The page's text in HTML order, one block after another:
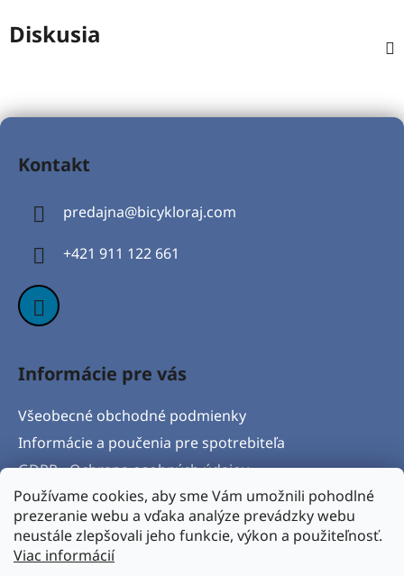
Používame cookies, aby sme Vám umožnili pohodlné
prezeranie webu a vďaka analýze prevádzky webu
neustále zlepšovali jeho funkcie, výkon a použiteľnosť.
Viac informácií
Diskusia
Z
Kontakt
predajna@bicykloraj.com
+421 911 122 661
Informácie pre vás
Všeobecné obchodné podmienky
Informácie a poučenia pre spotrebiteľa
GDPR - Ochrana osobných údajov
Formulár na odstúpenie od zmluvy
Postup pri vytknutí vady produktu a Reklamačný
protokol